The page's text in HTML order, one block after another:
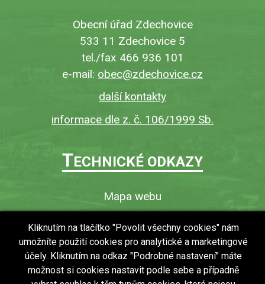
Obecní úřad Zdechovice
533 11 Zdechovice 5
tel./fax 466 936 101
e-mail: obec@zdechovice.cz
další kontakty
informace dle z. č. 106/1999 Sb.
TECHNICKÉ ODKAZY
Mapa webu
O webu
Povinně zveřejňované informace
Ochrana osobních údajů (GDPR)
Vyhledávání
Kliknutím na tlačítko "Povolit všechny cookies" nám
umožníte použití cookies pro analytické a marketingové
účely. Kliknutím na odkaz "Podrobné nastavení" máte
možnost si cookies nastavit podle sebe a případně